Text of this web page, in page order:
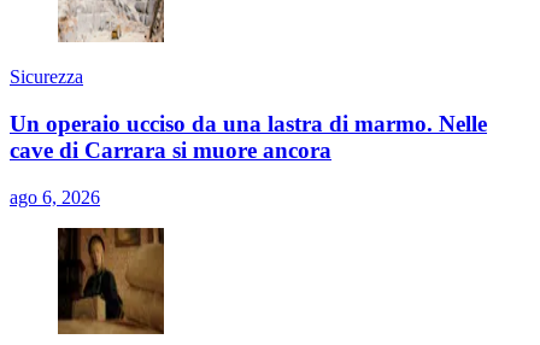
Sicurezza
Un operaio ucciso da una lastra di marmo. Nelle
cave di Carrara si muore ancora
ago 6, 2026